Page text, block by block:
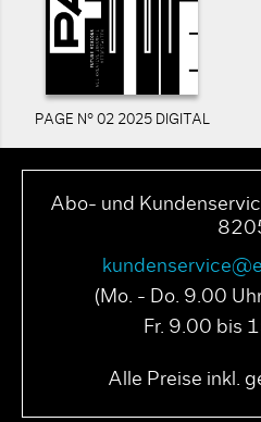
PAGE N° 02 2025 DIGITAL
Abo- und
(Mo. - Do. 9.00
Fr. 9.00 bis
Alle Preise inkl.